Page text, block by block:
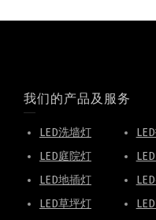
我们的产品及服务
LED洗墙灯
LED庭院灯
LED地插灯
LED草坪灯